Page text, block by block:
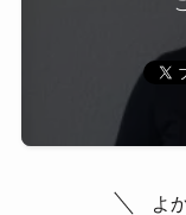
よ